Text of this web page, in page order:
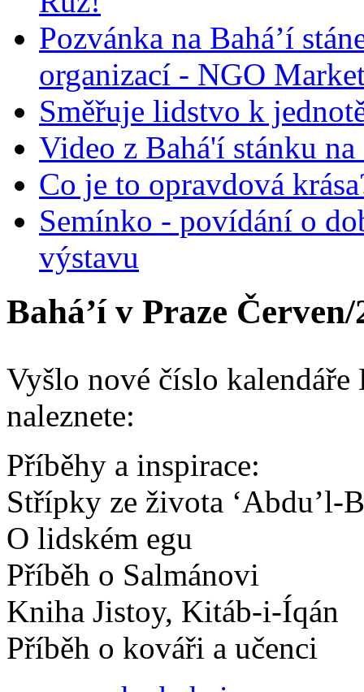
Pozvánka na Bahá’í
organizací - NGO
Směřuje lidstvo k
Video z Bahá'í stánku
Co je to opravdová
Semínko - povídání o
výstavu
Bahá’í v Praze Červen/
Vyšlo nové číslo kalendáře
naleznete:
Příběhy a inspirace:
Střípky ze života ‘Abdu’l-
O lidském egu
Příběh o Salmánovi
Kniha Jistoy, Kitáb-i-Íqán
Příběh o kováři a učenci